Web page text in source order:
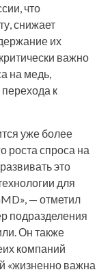
что
снижает
их
важно
на медь,
к
уже более
роста спроса на
это
для
— отметил
подразделения
Он также
компаний
«жизненно важна